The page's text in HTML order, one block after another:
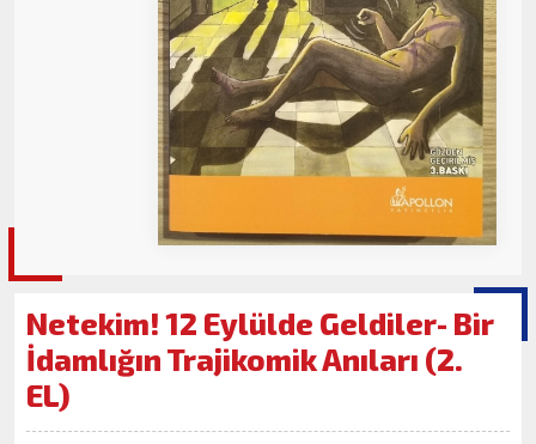
Netekim! 12 Eylülde Geldiler- Bir
İdamlığın Trajikomik Anıları (2.
EL)